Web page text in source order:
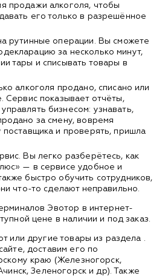
продажи алкоголя, чтобы
его только в разрешённое
рутинные операции. Вы сможете
за несколько минут,
тары и списывать товары в
алкоголя продано, списано или
Сервис показывает отчёты,
бизнесом: узнавать,
за смену, вовремя
поставщика и проверять, пришла
Вы легко разберётесь, как
— в сервисе удобное и
быстро обучить сотрудников,
что-то сделают неправильно.
Эвотор в интернет-
цене в наличии и под заказ.
или другие товары из раздела .
доставим его по
краю (Железногорск,
Зеленогорск и др). Также